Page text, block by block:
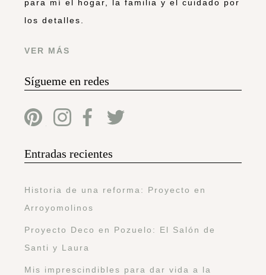
para mí el hogar, la familia y el cuidado por
los detalles.
VER MÁS
Sígueme en redes
Entradas recientes
Historia de una reforma: Proyecto en
Arroyomolinos
Proyecto Deco en Pozuelo: El Salón de
Santi y Laura
Mis imprescindibles para dar vida a la